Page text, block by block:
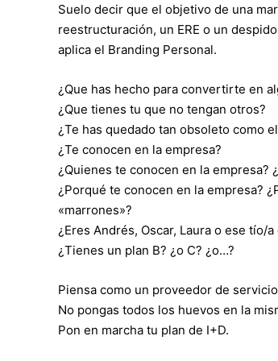
Suelo decir que el objetivo de una
reestructuración, un ERE o un
aplica el Branding Personal.
¿Que has hecho para convertirte en
¿Que tienes tu que no tengan otros?
¿Te has quedado tan obsoleto como
¿Te conocen en la empresa?
¿Quienes te conocen en la empresa?
¿Porqué te conocen en la empresa?
«marrones»?
¿Eres Andrés, Oscar, Laura o ese tío/
¿Tienes un plan B? ¿o C? ¿o…?
Piensa como un proveedor de
No pongas todos los huevos en la
Pon en marcha tu plan de I+D.